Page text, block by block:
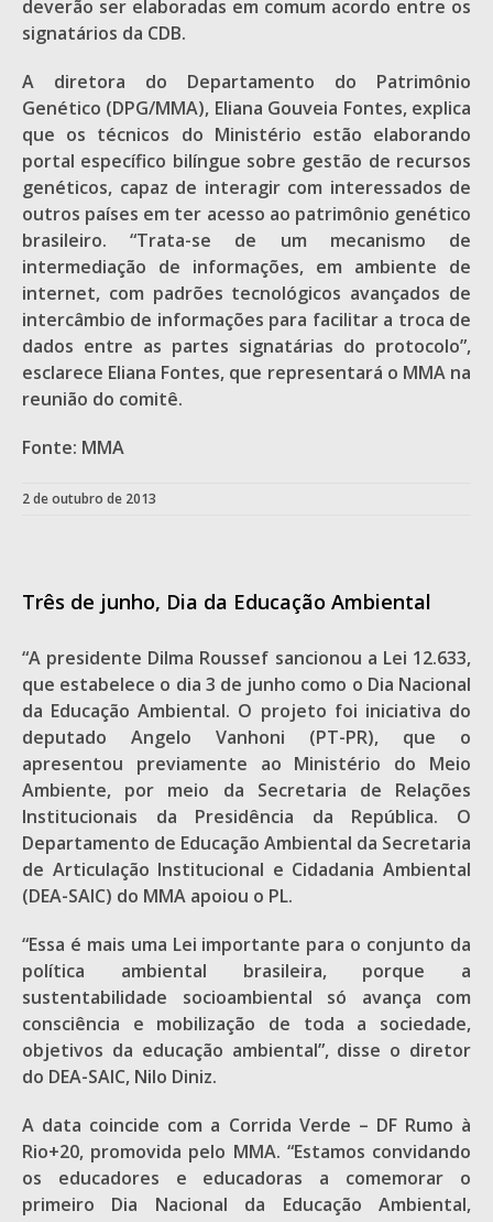
deverão ser elaboradas em comum acordo entre os
signatários da CDB.
A diretora do Departamento do Patrimônio
Genético (DPG/MMA), Eliana Gouveia Fontes, explica
que os técnicos do Ministério estão elaborando
portal específico bilíngue sobre gestão de recursos
genéticos, capaz de interagir com interessados de
outros países em ter acesso ao patrimônio genético
brasileiro. “Trata-se de um mecanismo de
intermediação de informações, em ambiente de
internet, com padrões tecnológicos avançados de
intercâmbio de informações para facilitar a troca de
dados entre as partes signatárias do protocolo”,
esclarece Eliana Fontes, que representará o MMA na
reunião do comitê.
Fonte: MMA
2 de outubro de 2013
Três de junho, Dia da Educação Ambiental
“A presidente Dilma Roussef sancionou a Lei 12.633,
que estabelece o dia 3 de junho como o Dia Nacional
da Educação Ambiental. O projeto foi iniciativa do
deputado Angelo Vanhoni (PT-PR), que o
apresentou previamente ao Ministério do Meio
Ambiente, por meio da Secretaria de Relações
Institucionais da Presidência da República. O
Departamento de Educação Ambiental da Secretaria
de Articulação Institucional e Cidadania Ambiental
(DEA-SAIC) do MMA apoiou o PL.
“Essa é mais uma Lei importante para o conjunto da
política ambiental brasileira, porque a
sustentabilidade socioambiental só avança com
consciência e mobilização de toda a sociedade,
objetivos da educação ambiental”, disse o diretor
do DEA-SAIC, Nilo Diniz.
A data coincide com a Corrida Verde – DF Rumo à
Rio+20, promovida pelo MMA. “Estamos convidando
os educadores e educadoras a comemorar o
primeiro Dia Nacional da Educação Ambiental,